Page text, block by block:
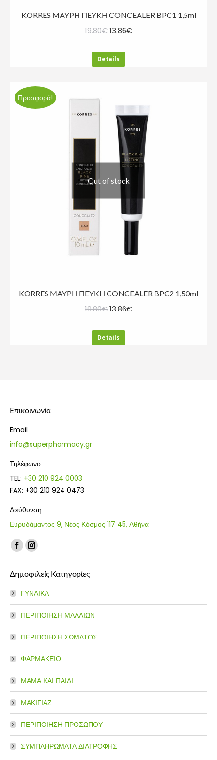
KORRES ΜΑΥΡΗ ΠΕΥΚΗ CONCEALER BPC1 1,5ml
19.80€Original
was:
19.80€.
13.86€Η
Details
Προσφορά!
Out of stock
KORRES ΜΑΥΡΗ ΠΕΥΚΗ CONCEALER BPC2 1,50ml
19.80€Original
was:
19.80€.
13.86€Η
Details
Επικοινωνία
Email
info@superpharmacy.gr
Τηλέφωνο
TEL: +30 210 924 0003
FAX: +30 210 924 0473
Διεύθυνση
Ευρυδάμαντος 9, Νέος Κόσμος 117 45, Αθήνα
Find us on:
Facebook
opens
in
window
Instagram
opens
in
window
Δημοφιλείς Κατηγορίες
ΓΥΝΑΙΚΑ
ΠΕΡΙΠΟΙΗΣΗ ΜΑΛΛΙΩΝ
ΠΕΡΙΠΟΙΗΣΗ ΣΩΜΑΤΟΣ
ΦΑΡΜΑΚΕΙΟ
ΜΑΜΑ ΚΑΙ ΠΑΙΔΙ
ΜΑΚΙΓΙΑΖ
ΠΕΡΙΠΟΙΗΣΗ ΠΡΟΣΩΠΟΥ
ΣΥΜΠΛΗΡΩΜΑΤΑ ΔΙΑΤΡΟΦΗΣ